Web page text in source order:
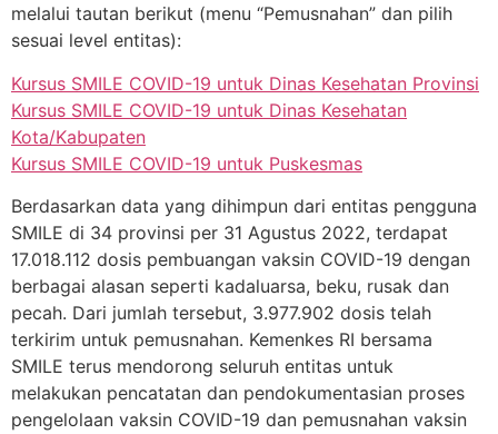
melalui tautan berikut (menu “Pemusnahan” dan pilih
sesuai level entitas):
Kursus SMILE COVID-19 untuk Dinas Kesehatan Provinsi
Kursus SMILE COVID-19 untuk Dinas Kesehatan
Kota/Kabupaten
Kursus SMILE COVID-19 untuk Puskesmas
Berdasarkan data yang dihimpun dari entitas pengguna
SMILE di 34 provinsi per 31 Agustus 2022, terdapat
17.018.112 dosis pembuangan vaksin COVID-19 dengan
berbagai alasan seperti kadaluarsa, beku, rusak dan
pecah. Dari jumlah tersebut, 3.977.902 dosis telah
terkirim untuk pemusnahan. Kemenkes RI bersama
SMILE terus mendorong seluruh entitas untuk
melakukan pencatatan dan pendokumentasian proses
pengelolaan vaksin COVID-19 dan pemusnahan vaksin